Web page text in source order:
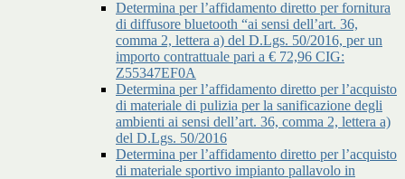
Determina per l’affidamento diretto per fornitura
di diffusore bluetooth “ai sensi dell’art. 36,
comma 2, lettera a) del D.Lgs. 50/2016, per un
importo contrattuale pari a € 72,96 CIG:
Z55347EF0A
Determina per l’affidamento diretto per l’acquisto
di materiale di pulizia per la sanificazione degli
ambienti ai sensi dell’art. 36, comma 2, lettera a)
del D.Lgs. 50/2016
Determina per l’affidamento diretto per l’acquisto
di materiale sportivo impianto pallavolo in